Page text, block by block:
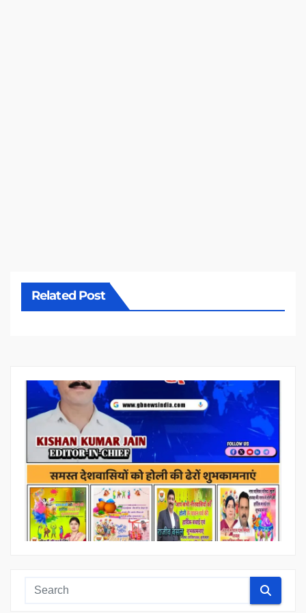
Related Post